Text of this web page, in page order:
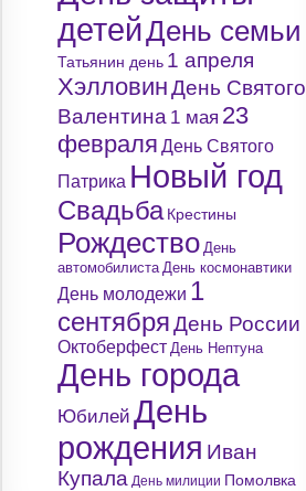
детейДень семьи
Татьянин день 1 апреля
ХэлловинДень Святого
Валентина 1 мая 23
февраля День Святого
Патрика Новый год
Свадьба Крестины
Рождество День
автомобилиста День космонавтики
День молодежи 1
сентябряДень России
Октоберфест День Нептуна
День города
Юбилей День
рождения Иван
Купала День милиции Помолвка